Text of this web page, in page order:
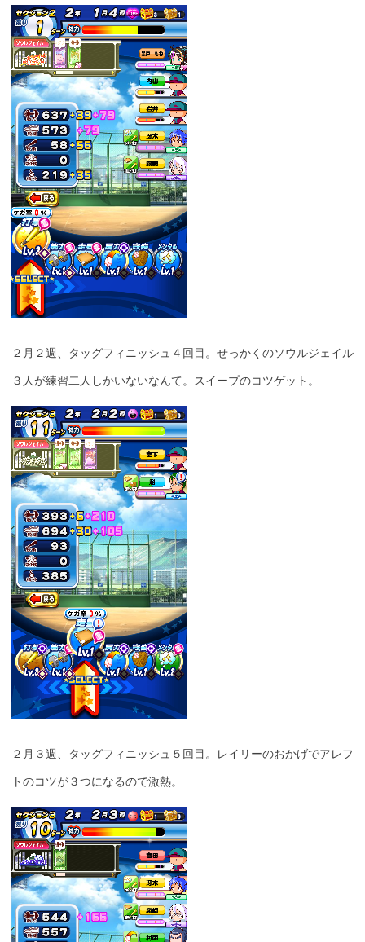
２月２週、タッグフィニッシュ４回目。せっかくのソウルジェイル
３人が練習二人しかいないなんて。スイープのコツゲット。
２月３週、タッグフィニッシュ５回目。レイリーのおかげでアレフ
トのコツが３つになるので激熱。